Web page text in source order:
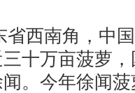
西南角，中国
十万亩菠萝
。今年徐闻